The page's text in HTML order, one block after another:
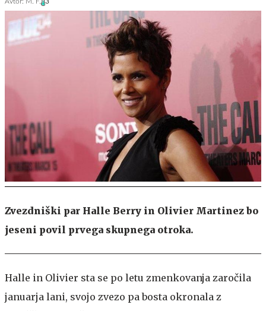
Zvezdniški par Halle Berry in Olivier Martinez bo
jeseni povil prvega skupnega otroka.
Halle in Olivier sta se po letu zmenkovanja zaročila
januarja lani, svojo zvezo pa bosta okronala z